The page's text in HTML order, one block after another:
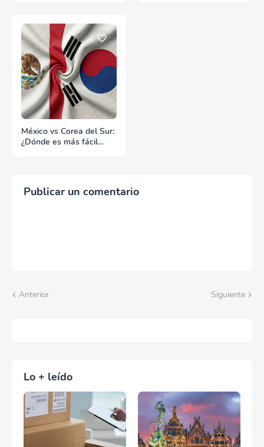
México vs Corea del Sur:
¿Dónde es más fácil
Publicar un comentario
Anterior Siguiente
Lo + leído